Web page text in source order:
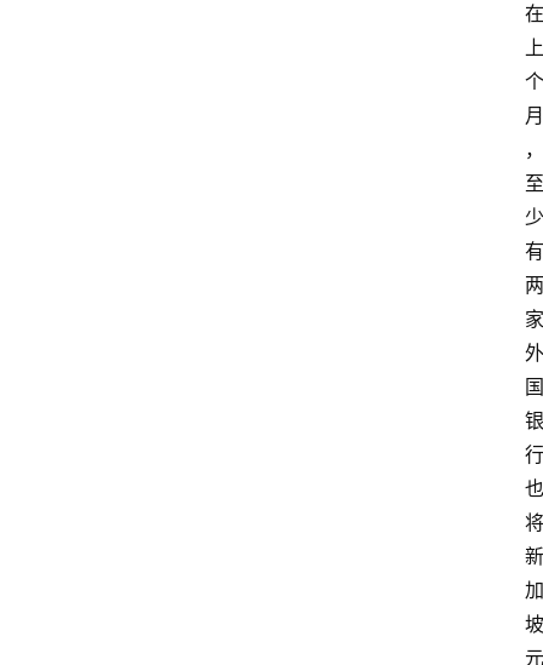
在
上
个
月
，
至
少
有
两
家
外
国
银
行
也
将
新
加
坡
元